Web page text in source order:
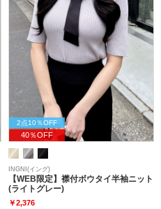
2点10％OFF
40％OFF
INGNI(イング)
【WEB限定】襟付ボウタイ半袖ニット
(ライトグレー)
￥2,376